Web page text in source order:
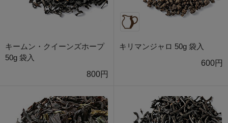
キームン・クイーンズホープ
50g 袋入
800円
キリマンジャロ 50g 袋入
600円